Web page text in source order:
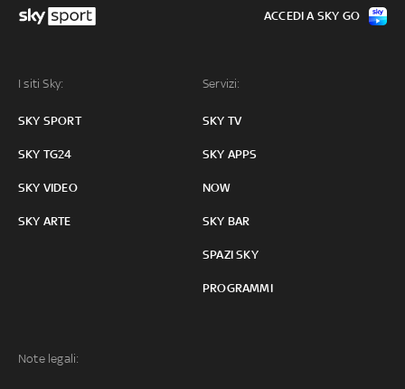
I siti Sky:
SKY SPORT
SKY TG24
SKY VIDEO
SKY ARTE
Servizi:
SKY TV
SKY APPS
NOW
SKY BAR
SPAZI SKY
PROGRAMMI
Note legali:
ACCEDI A SKY GO